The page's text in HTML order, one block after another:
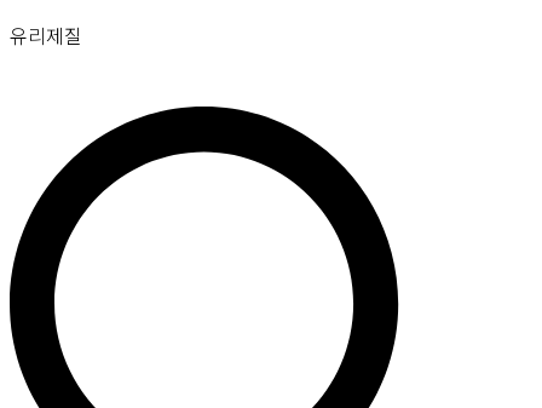
유리제질